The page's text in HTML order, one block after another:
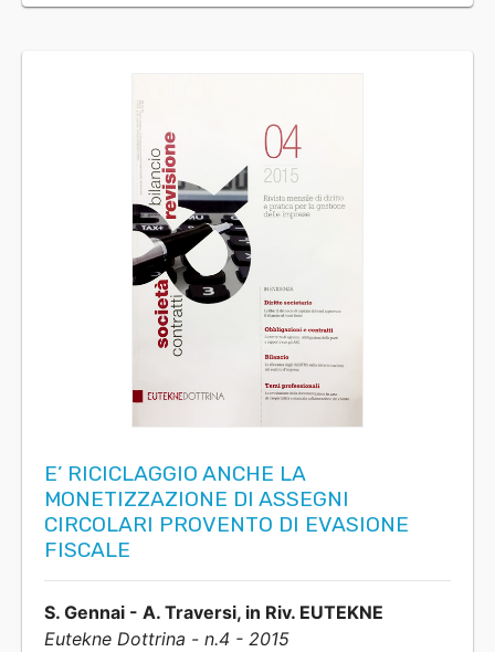
E’ RICICLAGGIO ANCHE LA
MONETIZZAZIONE DI ASSEGNI
CIRCOLARI PROVENTO DI EVASIONE
FISCALE
S. Gennai - A. Traversi, in Riv. EUTEKNE
Eutekne Dottrina - n.4 - 2015